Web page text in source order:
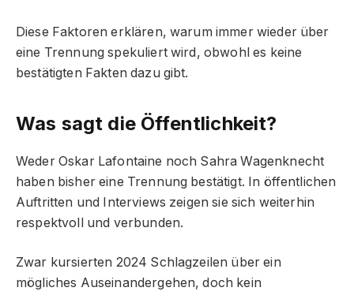
Diese Faktoren erklären, warum immer wieder über
eine Trennung spekuliert wird, obwohl es keine
bestätigten Fakten dazu gibt.
Was sagt die Öffentlichkeit?
Weder Oskar Lafontaine noch Sahra Wagenknecht
haben bisher eine Trennung bestätigt. In öffentlichen
Auftritten und Interviews zeigen sie sich weiterhin
respektvoll und verbunden.
Zwar kursierten 2024 Schlagzeilen über ein
mögliches Auseinandergehen, doch kein